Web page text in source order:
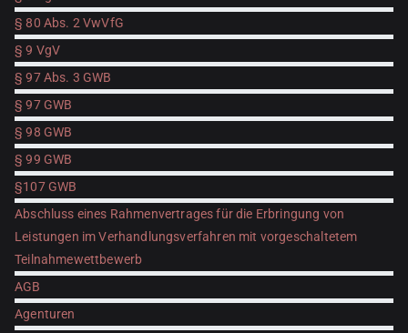
§ 80 Abs. 2 VwVfG
§ 9 VgV
§ 97 Abs. 3 GWB
§ 97 GWB
§ 98 GWB
§ 99 GWB
§107 GWB
Abschluss eines Rahmenvertrages für die Erbringung von
Leistungen im Verhandlungsverfahren mit vorgeschaltetem
Teilnahmewettbewerb
AGB
Agenturen